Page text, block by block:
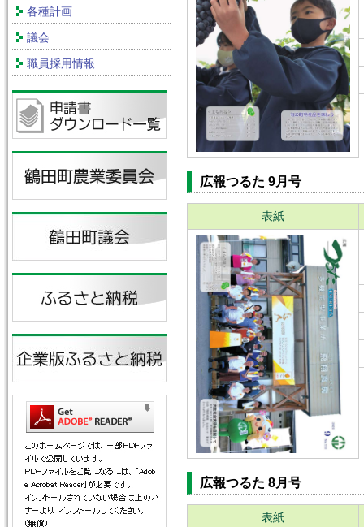
各種計画
議会
職員採用情報
広報つるた 9月号
表紙
広報つるた 8月号
表紙